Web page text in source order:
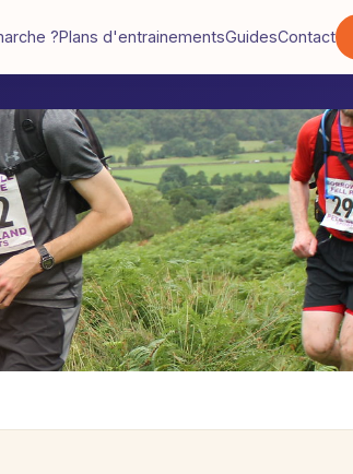
?Plans d'entrainementsGuidesContact